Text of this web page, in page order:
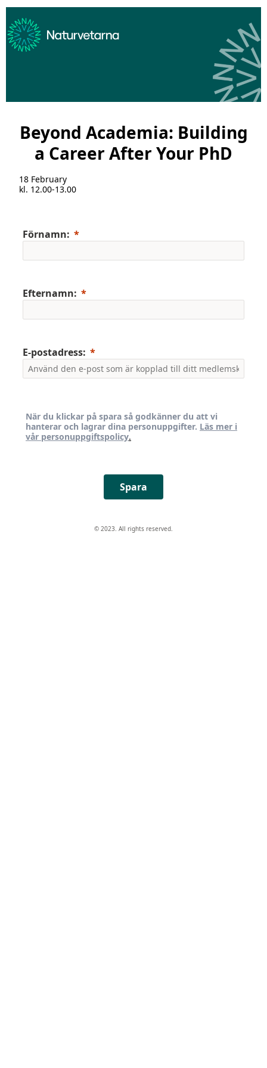
Beyond Academia: Building
a Career After Your PhD
18 February
kl. 12.00-13.00
Förnamn:
Efternamn:
E-postadress:
När du klickar på spara så godkänner du att vi
hanterar och lagrar dina personuppgifter. Läs mer i
vår personuppgiftspolicy.
Spara
© 2023. All rights reserved.